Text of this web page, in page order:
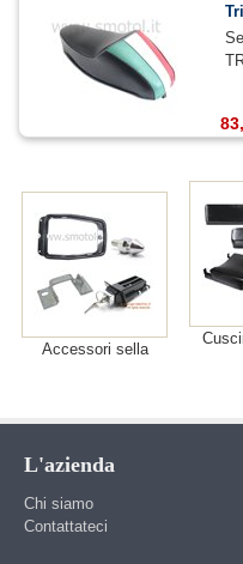
Accessori sella
L'azienda
Chi siamo
Contattateci